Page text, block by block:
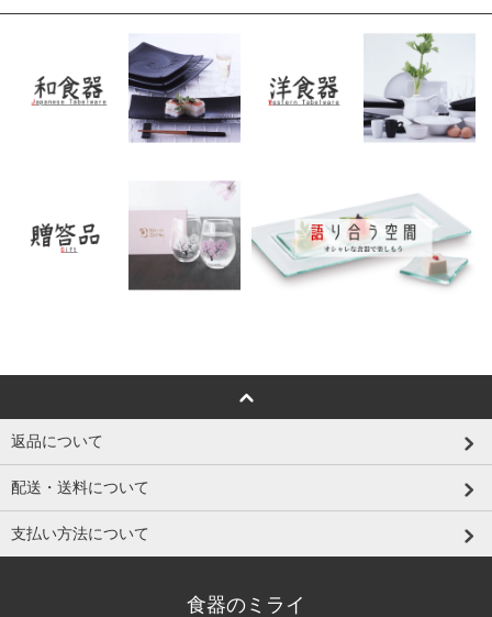
返品について
配送・送料について
支払い方法について
食器のミライ